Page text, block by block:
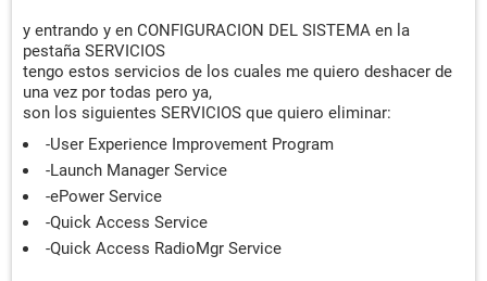
y entrando y en CONFIGURACION DEL SISTEMA en la
pestaña SERVICIOS
tengo estos servicios de los cuales me quiero deshacer de
una vez por todas pero ya,
son los siguientes SERVICIOS que quiero eliminar:
-User Experience Improvement Program
-Launch Manager Service
-ePower Service
-Quick Access Service
-Quick Access RadioMgr Service